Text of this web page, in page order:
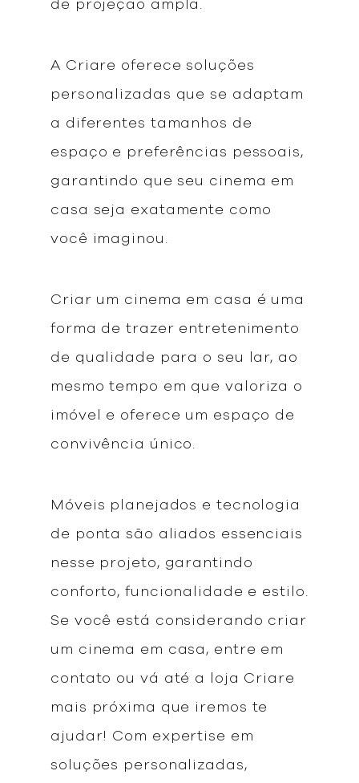
de projeção ampla.
A Criare oferece soluções
personalizadas que se adaptam
a diferentes tamanhos de
espaço e preferências pessoais,
garantindo que seu cinema em
casa seja exatamente como
você imaginou.
Criar um cinema em casa é uma
forma de trazer entretenimento
de qualidade para o seu lar, ao
mesmo tempo em que valoriza o
imóvel e oferece um espaço de
convivência único.
Móveis planejados e tecnologia
de ponta são aliados essenciais
nesse projeto, garantindo
conforto, funcionalidade e estilo.
Se você está considerando criar
um cinema em casa, entre em
contato ou vá até a loja Criare
mais próxima que iremos te
ajudar! Com expertise em
soluções personalizadas,